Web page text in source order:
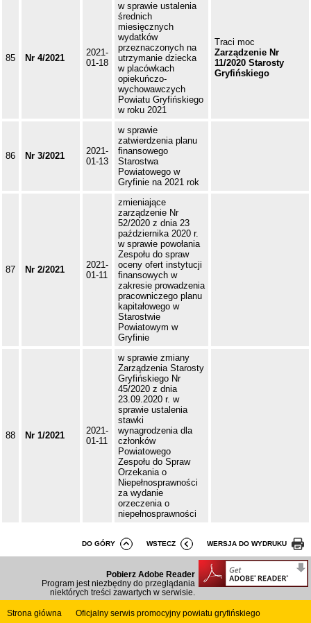
85 Nr 4/2021
2021-
01-18
w sprawie ustalenia
średnich
miesięcznych
wydatków
przeznaczonych na
utrzymanie dziecka
w placówkach
opiekuńczo-
wychowawczych
Powiatu Gryfińskiego
w roku 2021
Traci moc
Zarządzenie Nr
11/2020 Starosty
Gryfińskiego
86 Nr 3/2021
2021-
01-13
w sprawie
zatwierdzenia planu
finansowego
Starostwa
Powiatowego w
Gryfinie na 2021 rok
87 Nr 2/2021
2021-
01-11
zmieniające
zarządzenie Nr
52/2020 z dnia 23
października 2020 r.
w sprawie powołania
Zespołu do spraw
oceny ofert instytucji
finansowych w
zakresie prowadzenia
pracowniczego planu
kapitałowego w
Starostwie
Powiatowym w
Gryfinie
88 Nr 1/2021
2021-
01-11
w sprawie zmiany
Zarządzenia Starosty
Gryfińskiego Nr
45/2020 z dnia
23.09.2020 r. w
sprawie ustalenia
stawki
wynagrodzenia dla
członków
Powiatowego
Zespołu do Spraw
Orzekania o
Niepełnosprawności
za wydanie
orzeczenia o
niepełnosprawności
DO GÓRY WSTECZ WERSJA DO WYDRUKU
Pobierz Adobe Reader
Program jest niezbędny do przeglądania
niektórych treści zawartych w serwisie.
Strona główna Oficjalny serwis promocyjny powiatu gryfińskiego